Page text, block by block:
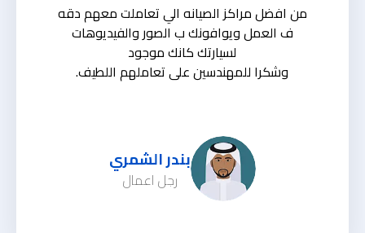
من افضل مراكز الصيانه الي تعاملت معهم دقه
ف العمل ويوافونك ب الصور والفيديوهات
لسيارتك كانك موجود
وشكرا للمهندسين على تعاملهم اللطيف.
بندر الشمري
رجل اعمال